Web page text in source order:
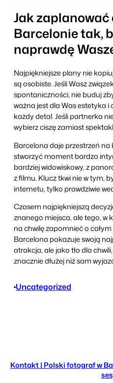
Jak
Barcelonie tak,
naprawdę
Najpiękniejsze plany nie
są osobiste. Jeśli Wasz
spontaniczności, nie buduj
ważna jest dla Was estetyka i
każdy detal. Jeśli partnerka
wybierz ciszę zamiast
Barcelona daje przestrzeń na
stworzyć moment bardzo
bardziej widowiskowy, z
z filmu. Klucz tkwi nie w tym,
internetu, tylko prawdziwie
Czasem najpiękniejszą
znanego miejsca, ale tego, w
na chwilę zapomnieć o całym
Barcelona pokazuje swoją
atrakcja, ale jako tło dla
znacznie dłużej niż sam
•Uncategorized
Kontakt | Polski fotograf w